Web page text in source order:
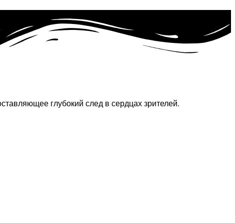
глубокий след в сердцах зрителей.